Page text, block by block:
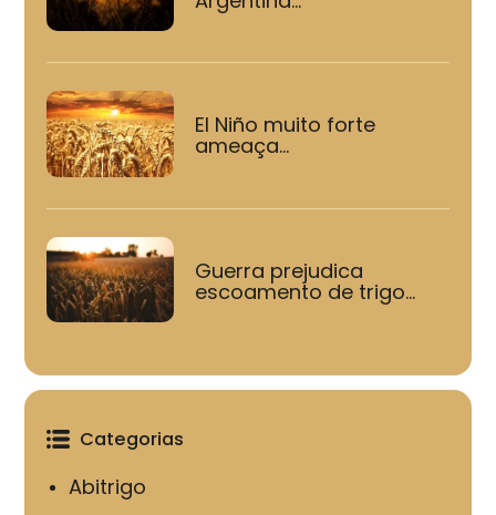
El Niño muito forte
ameaça...
Guerra prejudica
escoamento de trigo...
Categorias
Abitrigo